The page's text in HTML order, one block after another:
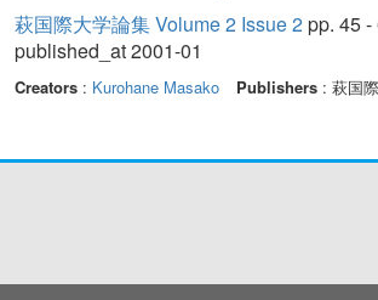
萩国際大学論集 Volume 2 Issue 2pp. 45 -
published_at 2001-01
Creators: Kurohane Masako Publishers: 萩国